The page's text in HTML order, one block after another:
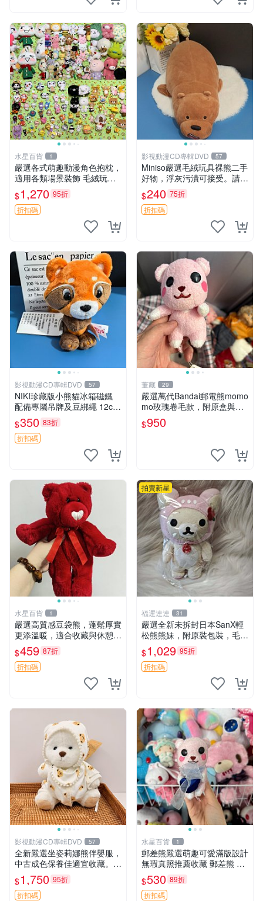
水星百貨 1
嚴選各式萌趣動漫角色抱枕，
適用各類場景裝飾 毛絨玩
具、卡通抱枕、趣味玩偶
$1,270 95折
折扣碼
影視動漫CD專輯DVD 57
Miniso嚴選毛絨玩具裸熊二手
好物，浮灰污漬可接受。請詳
閱照片再下單，售出不退不
換。全新品相收藏推薦。 裸
熊 毛絨玩具 收藏
$240 75折
折扣碼
影視動漫CD專輯DVD 57
NIKI珍藏版小熊貓冰箱磁鐵
配備專屬吊牌及豆綁繩 12cm
廢品嚴選 好評推薦 小熊貓冰
箱貼 磁鐵掛件 冰箱飾品
$350 83折
折扣碼
董藏 29
嚴選萬代Bandai郵電熊momo
mo玫瑰卷毛款，附原盒與吊
牌，粉嫩可愛入手即柔軟～
玫瑰卷毛 郵電熊 正品
$950
水星百貨 1
嚴選高質感豆袋熊，蓬鬆厚實
更添溫暖，適合收藏與休憩。
前胸填充飽滿，背部亦具優雅
設計。 豆袋熊 保暖 溫柔 蓬
松
$459 87折
折扣碼
拍賣新星
福運連連 31
嚴選全新未拆封日本SanX輕
松熊熊妹，附原裝包裝，毛絨
質地極佳，細膩可愛，推薦收
藏兼送禮，適合女性好友或家
人，限量釋出。鬆熊、熊玩
$1,029 95折
折扣碼
影視動漫CD專輯DVD 57
全新嚴選坐姿莉娜熊伴嬰服，
中古成色保養佳適宜收藏。無
盒子但品質完好，快速出貨。
建議入手！ 中古 玩偶 滬漫
$1,750 95折
折扣碼
水星百貨 1
郵差熊嚴選萌趣可愛滿版設計
無瑕真照推薦收藏 郵差熊 熊
抱枕 紅薯啵啵間
$530 89折
折扣碼